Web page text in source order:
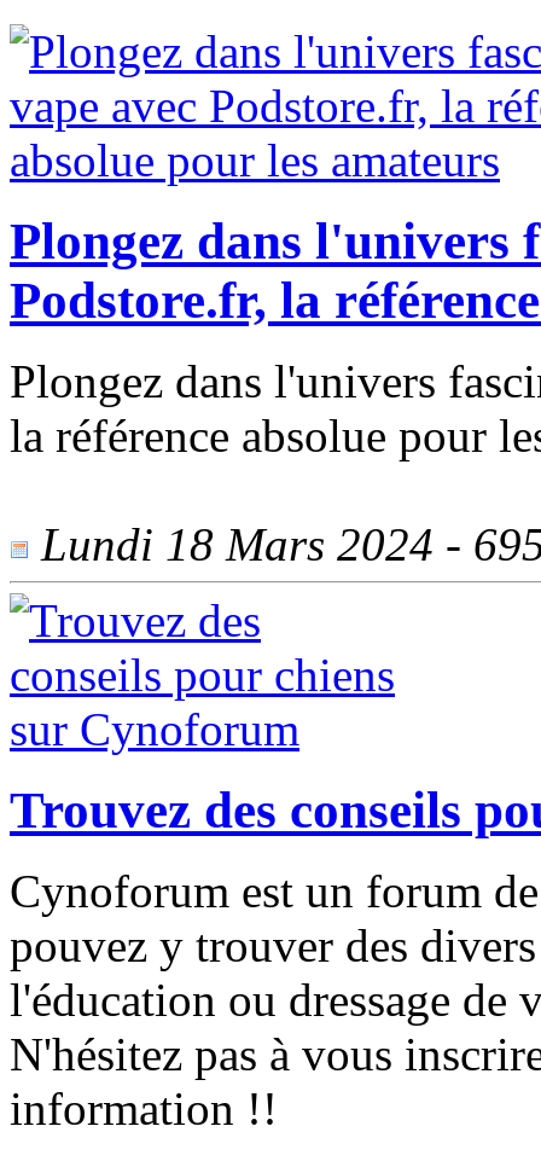
Plongez dans l'univers
Podstore.fr, la
Plongez dans l'univers
la référence absolue pour
Lundi 18 Mars 2024 -
Trouvez des conseils
Cynoforum est un forum
pouvez y trouver des
l'éducation ou dressage de
N'hésitez pas à vous
information !!